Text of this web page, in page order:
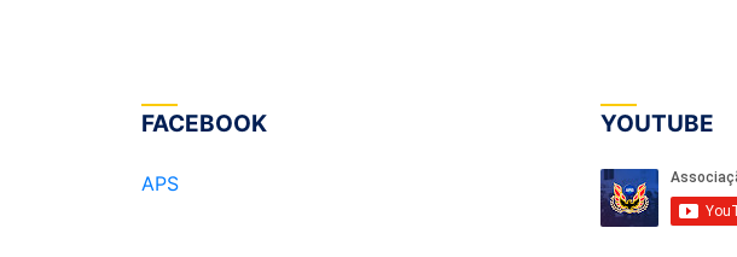
FACEBOOK
APS
YOUTUBE